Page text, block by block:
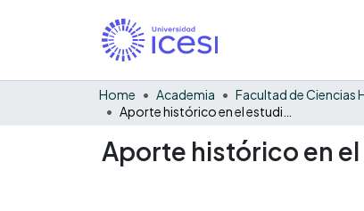
Home Academia Facultad de Ciencias
Aporte histórico en el